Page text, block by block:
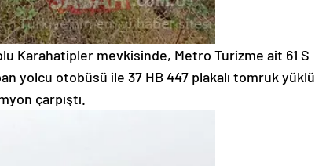
Karahatipler mevkisinde, Metro Turizme ait 61 S
yolcu otobüsü ile 37 HB 447 plakalı tomruk yüklü
çarpıştı.